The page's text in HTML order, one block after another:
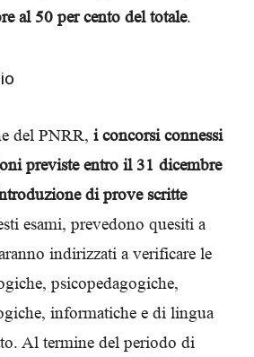
al 50 per cento del totale.
del PNRR, i concorsi connessi
previste entro il 31 dicembre
di prove scritte
esami, prevedono quesiti a
indirizzati a verificare le
psicopedagogiche,
informatiche e di lingua
Al termine del periodo di